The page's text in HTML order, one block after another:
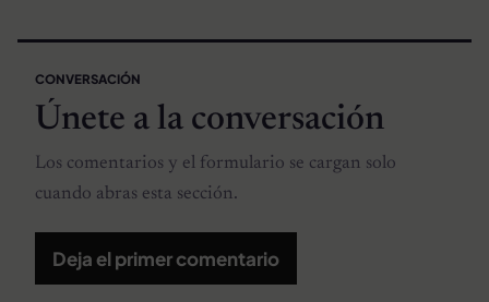
CONVERSACIÓN
Únete a la conversación
Los comentarios y el formulario se cargan solo
cuando abras esta sección.
Deja el primer comentario